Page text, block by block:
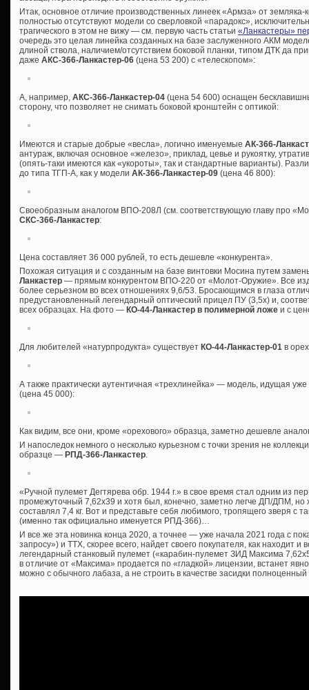
Итак, основное отличие производственных линеек «Армза» от земляка-
полностью отсутствуют модели со сверловкой «парадокс»,
трагического в этом не вижу — см. первую часть статьи «Ланкастеры»
очередь это целая линейка созданных на базе заслуженного АКМ
длиной ствола, наличием/отсутствием боковой планки, типом ДТК да
даже АКС-366-Ланкастер-06 (цена 53 200) с «телескопом»:
А, например, АКС-366-Ланкастер-04 (цена 54 600) оснащен
сторону, что позволяет не снимать боковой кронштейн с оптикой:
Имеются и старые добрые «весла», логично именуемые АК-366-
антураж, включая основное «железо», приклад, цевье и рукоятку,
(опять-таки имеются как «укороты», так и стандартные варианты).
до типа ТГП-А, как у модели АК-366-Ланкастер-09 (цена 46 800):
Своеобразным аналогом ВПО-208Л (см. соответствующую главу про
СКС-366-Ланкастер:
Цена составляет 36 000 рублей, то есть дешевле «конкурента».
Похожая ситуация и с созданным на базе винтовки Мосина путем
Ланкастер — прямым конкурентом ВПО-220 от «Молот-Оружие». Все
более серьезном во всех отношениях 9,6/53. Бросающимся в глаза
предустановленный легендарный оптический прицел ПУ (3,5х) и,
всех образцах. На фото — КО-44-Ланкастер в полимерной ложе и с
Для любителей «натурпродукта» существует КО-44-Ланкастер-01 в
А также практически аутентичная «трехлинейка» — модель, идущая
(цена 45 000):
Как видим, все они, кроме «орехового» образца, заметно дешевле
И напоследок немного о несколько курьезном с точки зрения не
образце — РПД-366-Ланкастер.
«Ручной пулемет Дегтярева обр. 1944 г.» в свое время стал одним из
промежуточный 7,62х39 и хотя был, конечно, заметно легче ДП/ДПМ, но
составлял 7,4 кг. Вот и представьте себя любимого, тропящего зверя с
(именно так официально именуется РПД-366)…
И все же эта новинка конца 2020, а точнее — уже начала 2021 года с
запросу») и ТТХ, скорее всего, найдет своего покупателя, как находит
легендарный станковый пулемет («карабин-пулемет ЗИД Максима
в отличие от «Максима» продается по «гладкой» лицензии, встанет
можно с обычного лабаза, а не строить в качестве засидки